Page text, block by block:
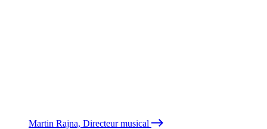
Martin Rajna, Directeur musical